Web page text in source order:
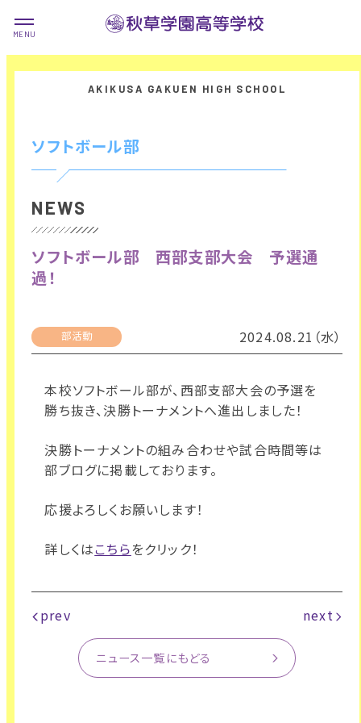
ソフトボール部
NEWS
ソフトボール部 西部支部大会 予選通
過！
部活動 2024.08.21（水）
本校ソフトボール部が、西部支部大会の予選を
勝ち抜き、決勝トーナメントへ進出しました！
決勝トーナメントの組み合わせや試合時間等は
部ブログに掲載しております。
応援よろしくお願いします！
詳しくはこちらをクリック！
prev next
ニュース一覧にもどる